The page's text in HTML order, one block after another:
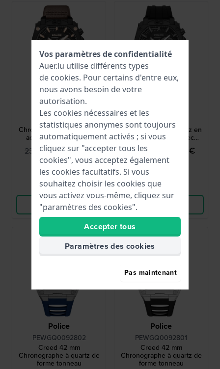
Police
PEWGC0092905
Norwood 45 mm
Chronographe à quartz en
acier inoxydable avec
cadran 24h
239,00 € 215,10 €
● En stock
Comparer
Voir les produits
PEWGO0092901
Norwood 45 mm
Chronographe à quartz en
acier inoxydable avec
cadran 24h
239,00 € 215,10 €
● En stock
Comparer
Voir les produits
Police
PEWGQ0092802
Creed 42 mm
Chronographe à quartz de
forme tonneau
Police
PEWGQ0092801
Creed 42 mm
Chronographe à quartz de
forme tonneau
Vos paramètres de confidentialité
Auer.lu utilise différents types
de cookies. Pour certains d'entre eux,
nous avons besoin de votre
autorisation.
Les cookies nécessaires et les
statistiques anonymes sont toujours
automatiquement activés ; si vous
cliquez sur "accepter tous les
cookies", vous acceptez également
les cookies facultatifs. Si vous
souhaitez choisir les cookies que
vous activez vous-même, cliquez sur
"paramètres des cookies".
Accepter tous
Paramètres des cookies
Pas maintenant